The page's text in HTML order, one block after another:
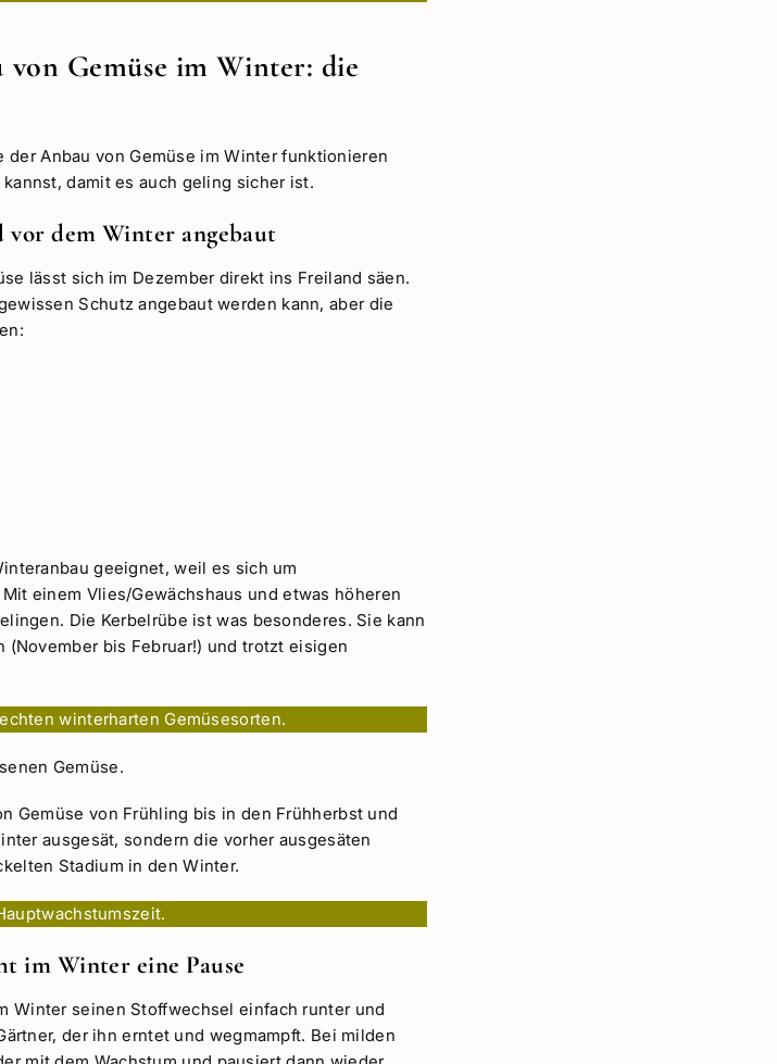
Gemüse im Winter: die
Anbau von Gemüse im Winter funktionieren
damit es auch geling sicher ist.
dem Winter angebaut
lässt sich im Dezember direkt ins Freiland säen.
Schutz angebaut werden kann, aber die
geeignet, weil es sich um
einem Vlies/Gewächshaus und etwas höheren
Die Kerbelrübe ist was besonderes. Sie kann
bis Februar!) und trotzt eisigen
winterharten Gemüsesorten.
Gemüse.
Gemüse von Frühling bis in den Frühherbst und
ausgesät, sondern die vorher ausgesäten
Stadium in den Winter.
im Winter eine Pause
Winter seinen Stoffwechsel einfach runter und
der ihn erntet und wegmampft. Bei milden